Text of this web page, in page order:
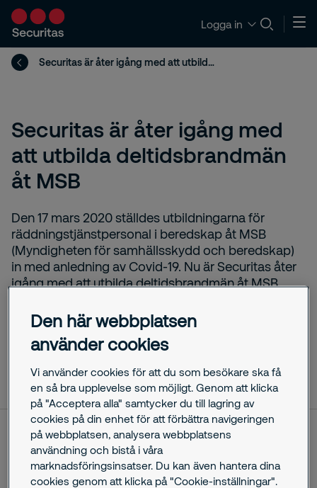
Logga in
Securitas är åter igång med att utbilda deltidsbrandmän åt MSB
Securitas är åter igång med
att utbilda deltidsbrandmän
åt MSB
Den 17 mars 2020 ställdes utbildningarna för
räddningstjänstpersonal i beredskap åt MSB
(Myndigheten för samhällsskydd och beredskap)
in med anledning av Covid-19. Nu är Securitas åter
igång med att utbilda deltidsbrandmän åt MSB
oktober 29, 2025
Den 17 mars 2020 ställdes utbildningarna för
räddningstjänstpersonal i beredskap åt MSB (Myndigheten
för samhällsskydd och beredskap) in med anledning av
Den här webbplatsen
använder cookies
Vi använder cookies för att du som besökare ska få
en så bra upplevelse som möjligt. Genom att klicka
på "Acceptera alla" samtycker du till lagring av
cookies på din enhet för att förbättra navigeringen
på webbplatsen, analysera webbplatsens
användning och bistå i våra
marknadsföringsinsatser. Du kan även hantera dina
cookies genom att klicka på "Cookie-inställningar".